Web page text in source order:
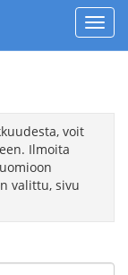
voit
Ilmoita
valittu, sivu